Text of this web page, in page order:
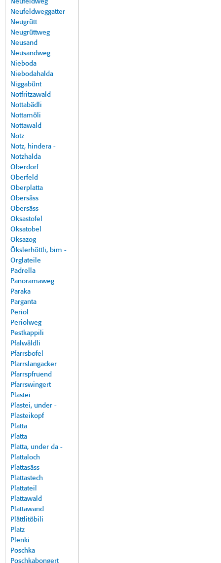
Neufeldweg
Neufeldweggatter
Neugrütt
Neugrüttweg
Neusand
Neusandweg
Nieboda
Niebodahalda
Niggabünt
Notfritzawald
Nottabädli
Nottamöli
Nottawald
Notz
Notz, hindera -
Notzhalda
Oberdorf
Oberfeld
Oberplatta
Obersäss
Obersäss
Oksastofel
Oksatobel
Oksazog
Ökslerhöttli, bim -
Orglateile
Padrella
Panoramaweg
Paraka
Parganta
Periol
Periolweg
Pestkappili
Pfalwäldli
Pfarrsbofel
Pfarrslangacker
Pfarrspfruend
Pfarrswingert
Plastei
Plastei, under -
Plasteikopf
Platta
Platta
Platta, under da -
Plattaloch
Plattasäss
Plattastech
Plattateil
Plattawald
Plattawand
Plättlitöbili
Platz
Plenki
Poschka
Poschkabongert